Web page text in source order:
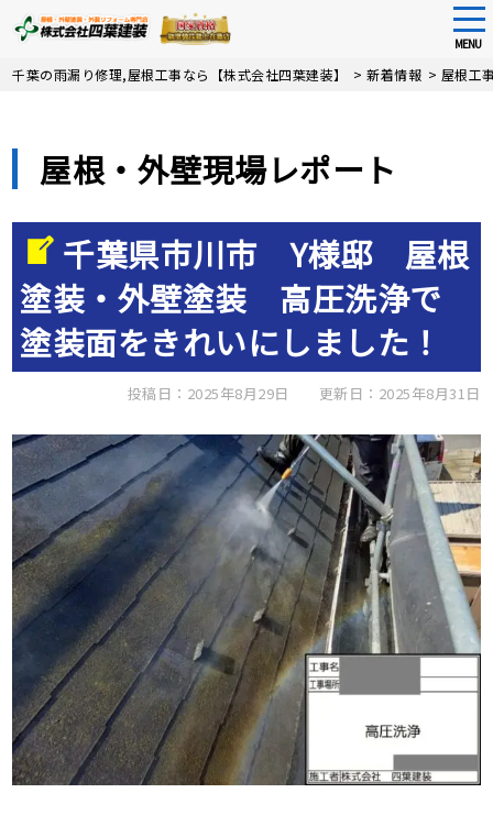
Skip
MENU
千葉の雨漏り修理,屋根工事なら【株式会社四葉建装】 >新着情報 > 屋根工
屋根・外壁現場レポート
千葉県市川市 Y様邸 屋根
塗装・外壁塗装 高圧洗浄で
塗装面をきれいにしました！
投稿日：2025年8月29日 更新日：2025年8月31日